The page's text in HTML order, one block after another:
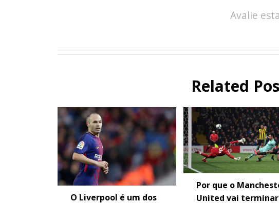
Avalie
Related
O Liverpool é um dos
Por que o
United vai terminar